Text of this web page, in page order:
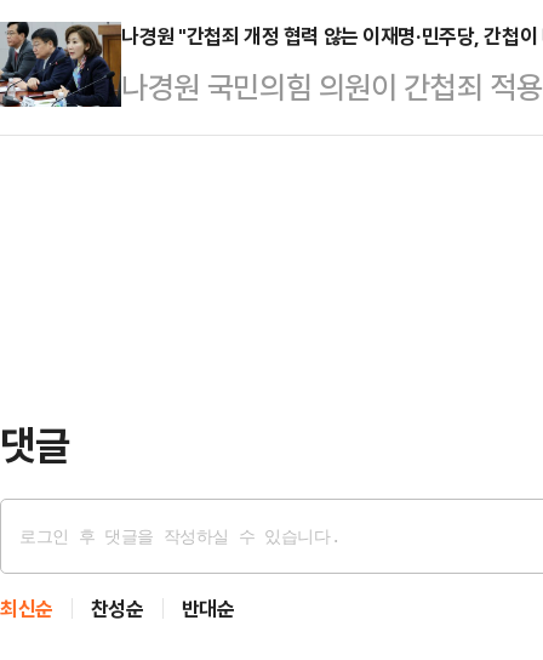
K리그1 2025’ 3라운드 김천상무
이 찾았던 직전 홈경기에서 안양
1골도 …
독주에 균열을 시도하고 있다. 하지
하면서 오픈프라이머리 관철은 힘
면 이르면 다음주 윤석열 대통령의
나경원 "간첩죄 개정 협력 않는 이재명·민주당, 간첩
나경원 국민의힘 의원이 간첩죄 적
는 단체'로까지 확대하는 간첩법 개
댓글
최신순 찬성순 반대순